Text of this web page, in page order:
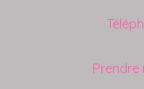
Prendre